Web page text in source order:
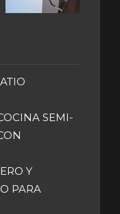
SEMI-
Y
PARA